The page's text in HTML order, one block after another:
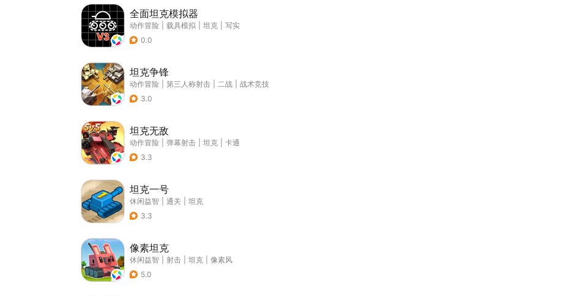
全面坦克模拟器
动作冒险 载具模拟 坦克
写实
0.0
坦克争锋
动作冒险 第三人称射击 二战
战术竞技
3.0
坦克无敌
动作冒险 弹幕射击 坦克
卡通
3.3
坦克一号
休闲益智 通关
坦克
3.3
像素坦克
休闲益智 射击 坦克
像素风
5.0